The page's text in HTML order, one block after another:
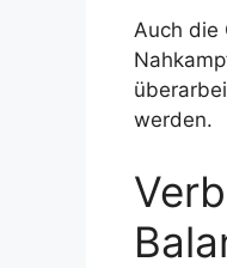
Auch die
werden.